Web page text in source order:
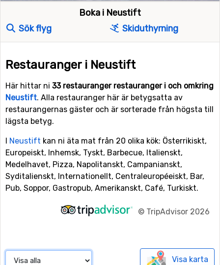
Boka i Neustift
Sök flyg
Skiduthyrning
Restauranger i Neustift
Här hittar ni 33 restauranger restauranger i och omkring
Neustift. Alla restauranger här är betygsatta av
restaurangernas gäster och är sorterade från högsta till
lägsta betyg.
I Neustift kan ni äta mat från 20 olika kök: Österrikiskt,
Europeiskt, Inhemsk, Tyskt, Barbecue, Italienskt,
Medelhavet, Pizza, Napolitanskt, Campanianskt,
Syditalienskt, Internationellt, Centraleuropéeiskt, Bar,
Pub, Soppor, Gastropub, Amerikanskt, Café, Turkiskt.
© TripAdvisor 2026
Visa karta